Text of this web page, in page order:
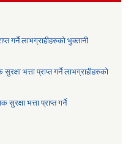
गर्ने लाभग्राहीहरुको भुक्तानी
भत्ता प्राप्त गर्ने लाभग्राहीहरुको
भत्ता प्राप्त गर्ने